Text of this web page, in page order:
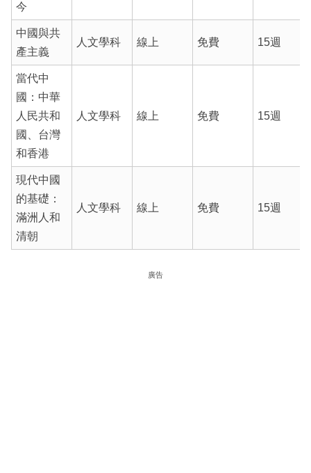
今
中國與共
產主義
人文學科 線上 免費 15週
當代中
國：中華
人民共和
國、台灣
和香港
人文學科 線上 免費 15週
現代中國
的基礎：
滿洲人和
清朝
人文學科 線上 免費 15週
廣告